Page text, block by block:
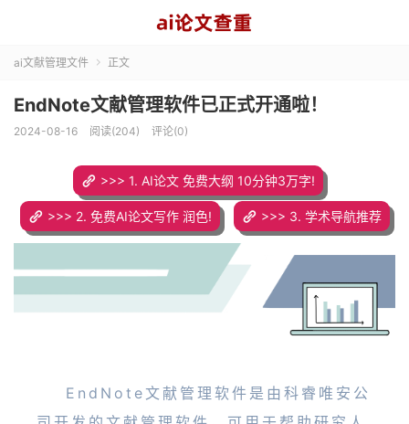
ai文献管理文件  正文
EndNote文献管理软件已正式开通啦！
2024-08-16 阅读(204) 评论(0)
>>> 1. AI论文 免费大纲 10分钟3万字!
>>> 2. 免费AI论文写作 润色! >>> 3. 学术导航推荐
EndNote文献管理软件是由科睿唯安公